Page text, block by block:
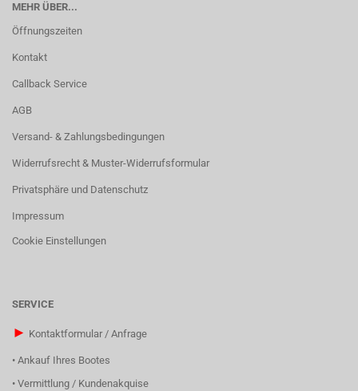
MEHR ÜBER...
Öffnungszeiten
Kontakt
Callback Service
AGB
Versand- & Zahlungsbedingungen
Widerrufsrecht & Muster-Widerrufsformular
Privatsphäre und Datenschutz
Impressum
Cookie Einstellungen
SERVICE
► Kontaktformular / Anfrage
• Ankauf Ihres Bootes
• Vermittlung / Kundenakquise